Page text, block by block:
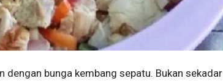
dengan bunga kembang sepatu. Bukan sekadar